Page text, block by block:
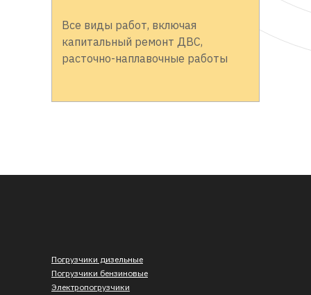
Все виды работ, включая
капитальный ремонт ДВС,
расточно-наплавочные работы
Погрузчики дизельные
Погрузчики бензиновые
Электропогрузчики